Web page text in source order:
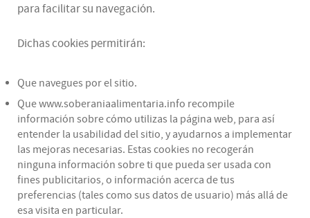
para facilitar su navegación.
Dichas cookies permitirán:
Que navegues por el sitio.
Que www.soberaniaalimentaria.info recompile
información sobre cómo utilizas la página web, para así
entender la usabilidad del sitio, y ayudarnos a implementar
las mejoras necesarias. Estas cookies no recogerán
ninguna información sobre ti que pueda ser usada con
fines publicitarios, o información acerca de tus
preferencias (tales como sus datos de usuario) más allá de
esa visita en particular.